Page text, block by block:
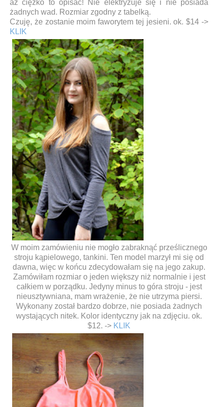
aż ciężko to opisać! Nie elektryzuje się i nie posiada
żadnych wad. Rozmiar zgodny z tabelką.
Czuję, że zostanie moim faworytem tej jesieni. ok. $14 ->
KLIK
W moim zamówieniu nie mogło zabraknąć prześlicznego
stroju kąpielowego, tankini. Ten model marzył mi się od
dawna, więc w końcu zdecydowałam się na jego zakup.
Zamówiłam rozmiar o jeden większy niż normalnie i jest
całkiem w porządku. Jedyny minus to góra stroju - jest
nieusztywniana, mam wrażenie, że nie utrzyma piersi.
Wykonany został bardzo dobrze, nie posiada żadnych
wystających nitek. Kolor identyczny jak na zdjęciu. ok.
$12. -> KLIK